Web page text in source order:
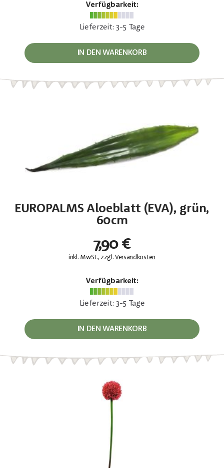
Verfügbarkeit:
Lieferzeit: 3-5 Tage
IN DEN WARENKORB
EUROPALMS Aloeblatt (EVA), grün,
60cm
7,90 €
inkl. MwSt., zzgl.Versandkosten
Verfügbarkeit:
Lieferzeit: 3-5 Tage
IN DEN WARENKORB